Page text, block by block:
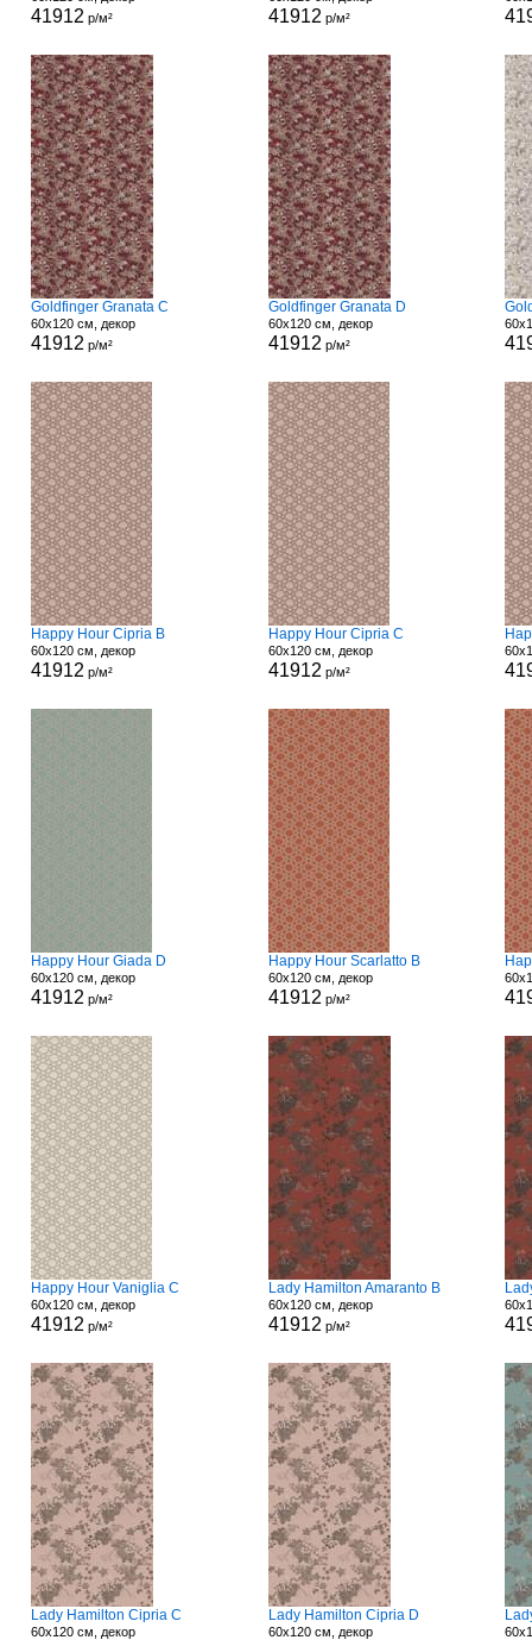
41912 р/м² 41912 р/м²
Goldfinger Granata C
60x120 см, декор
41912 р/м²
Goldfinger Granata D
60x120 см, декор
41912 р/м²
Happy Hour Cipria B
60x120 см, декор
41912 р/м²
Happy Hour Cipria C
60x120 см, декор
41912 р/м²
Happy Hour Giada D
60x120 см, декор
41912 р/м²
Happy Hour Scarlatto B
60x120 см, декор
41912 р/м²
Happy Hour Vaniglia C
60x120 см, декор
41912 р/м²
Lady Hamilton Amaranto B
60x120 см, декор
41912 р/м²
Lady Hamilton Cipria C
60x120 см, декор
Lady Hamilton Cipria D
60x120 см, декор